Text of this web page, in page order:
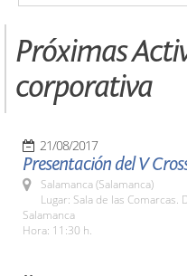
Próximas
corporativa
21/08/2017
Presentación del V
Salamanca (Salamanca)
Lugar: Sala de las Comarcas.
Salamanca
Hora: 11:30 h.